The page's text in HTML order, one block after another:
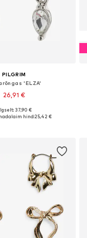
PILGRIM
'ELZA'
26,91 €
suurused: One Size
37,90 €
hind:25,42 €